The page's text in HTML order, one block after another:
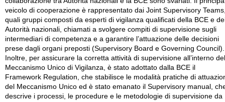
veicolo di cooperazione è rappresentato dai Joint Supervisory
quali gruppi composti da esperti di vigilanza qualificati della BCE e
Autorità nazionali, chiamati a svolgere compiti di supervisione sugli
intermediari di competenza e a garantire l’attuazione delle decisioni
prese dagli organi preposti (Supervisory Board e Governing Council).
Inoltre, per assicurare la corretta attività di supervisione all’interno del
Meccanismo Unico di Vigilanza, è stato adottato dalla BCE il
Framework Regulation, che stabilisce le modalità pratiche di
del Meccanismo Unico ed è stato emanato il Supervisory manual,
descrive i processi, le procedure e le metodologie di supervisione da